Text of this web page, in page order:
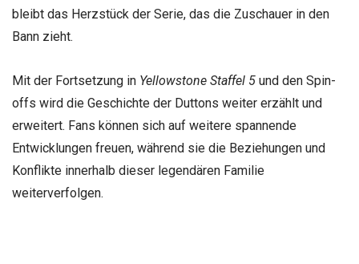
bleibt das Herzstück der Serie, das die Zuschauer in den
Bann zieht.
Mit der Fortsetzung in Yellowstone Staffel 5 und den Spin-
offs wird die Geschichte der Duttons weiter erzählt und
erweitert. Fans können sich auf weitere spannende
Entwicklungen freuen, während sie die Beziehungen und
Konflikte innerhalb dieser legendären Familie
weiterverfolgen.